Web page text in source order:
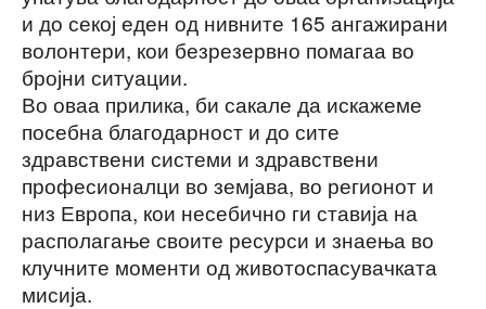
и до секој еден од нивните 165 ангажирани
волонтери, кои безрезервно помагаа во
бројни ситуации.
Во оваа прилика, би сакале да искажеме
посебна благодарност и до сите
здравствени системи и здравствени
професионалци во земјава, во регионот и
низ Европа, кои несебично ги ставија на
располагање своите ресурси и знаења во
клучните моменти од животоспасувачката
мисија.